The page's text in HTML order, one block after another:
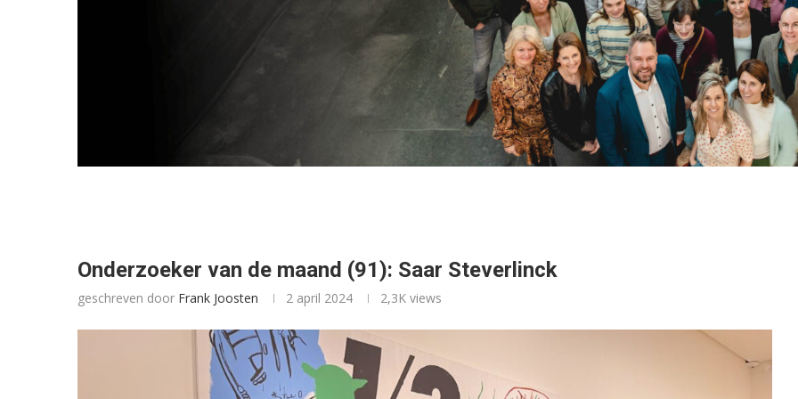
Onderzoeker van de maand (91): Saar Steverlinck
geschreven door Frank Joosten 2 april 2024 2,3K views